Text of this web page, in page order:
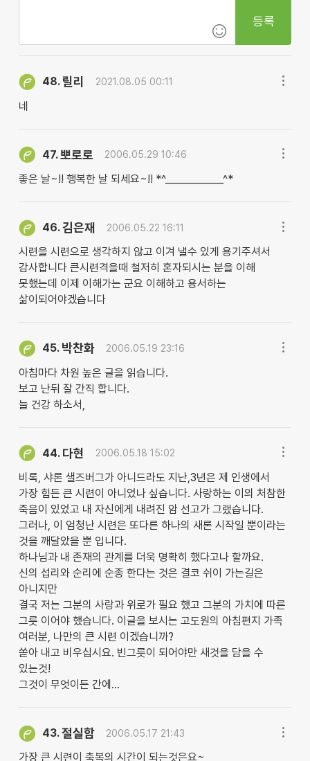
등록
48. 릴리 2021.08.05 00:11
네
47.뽀로로 2006.05.29 10:46
좋은 날~!! 행복한 날 되세요~!! *^____________^*
46.김은재 2006.05.22 16:11
시련을 시련으로 생각하지 않고 이겨 낼수 있게 용기주셔서
감사합니다 큰시련격을때 철저히 혼자되시는 분을 이해
못했는데 이제 이해가는 군요 이해하고 용서하는
삶이되어야겠습니다
45. 박찬화 2006.05.19 23:16
아침마다 차원 높은 글을 읽습니다.
보고 난뒤 잘 간직 합니다.
늘 건강 하소서,
44. 다현 2006.05.18 15:02
비록, 샤론 샐즈버그가 아니드라도 지난,3년은 제 인생에서
가장 힘든 큰 시련이 아니었나 싶습니다. 사랑하는 이의 처참한
죽음이 있었고 내 자신에게 내려진 암 선고가 그랬습니다.
그러나, 이 엄청난 시련은 또다른 하나의 새론 시작일 뿐이라는
것을 깨달았을 뿐 입니다.
하나님과 내 존재의 관계를 더욱 명확히 했다고나 할까요.
신의 섭리와 순리에 순종 한다는 것은 결코 쉬이 가는길은
아니지만
결국 저는 그분의 사랑과 위로가 필요 했고 그분의 가치에 따른
그릇 이어야 했습니다. 이글을 보시는 고도원의 아침편지 가족
여러분, 나만의 큰 시련 이겠습니까?
쏟아 내고 비우십시요. 빈그릇이 되어야만 새것을 담을 수
있는것!
그것이 무엇이든 간에...
43.절실함 2006.05.17 21:43
가장 큰 시련이 축복의 시간이 되는것은요~